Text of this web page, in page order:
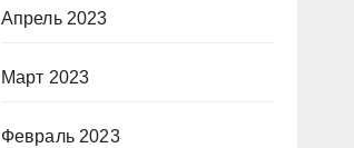
Апрель 2023
Март 2023
Февраль 2023